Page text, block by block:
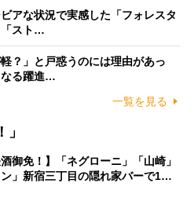
アな状況で実感した「フォレスタ
スト…
？」と戸惑うのには理由があっ
る躍進…
一覧を見る
酒御免！】「ネグローニ」「山崎」
ン」新宿三丁目の隠れ家バーで1…